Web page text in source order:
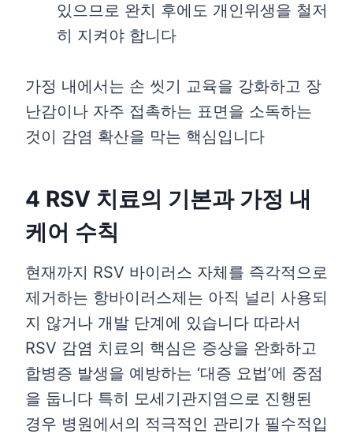
있으므로 완치 후에도 개인위생을 철저
히 지켜야 합니다
가정 내에서는 손 씻기 교육을 강화하고 장
난감이나 자주 접촉하는 표면을 소독하는
것이 감염 확산을 막는 핵심입니다
4 RSV 치료의 기본과 가정 내
케어 수칙
현재까지 RSV 바이러스 자체를 즉각적으로
제거하는 항바이러스제는 아직 널리 사용되
지 않거나 개발 단계에 있습니다 따라서
RSV 감염 치료의 핵심은 증상을 완화하고
합병증 발생을 예방하는 ‘대증 요법’에 중점
을 둡니다 특히 모세기관지염으로 진행된
경우 병원에서의 적극적인 관리가 필수적입